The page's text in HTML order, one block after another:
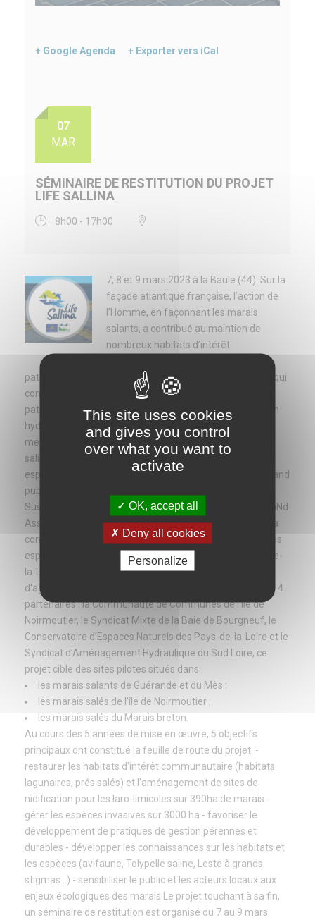
+ Google Agenda + Exporter vers iCal
07
MAR
SÉMINAIRE DE RESTITUTION DU PROJET
LIFE SALLINA
8h00 - 17h00
7, 8 et 9 mars 2023 à la Baule (44). Sur la
façade atlantique française, l’action de
l’Homme, en façonnant les marais
salants, a contribué au maintien de
nombreux habitats d’intérêt
patrimoniales. C’est le cas de la Région Pays-de-la-Loire qui
compte près de 16 000 ha de marais salants et salés. Ce
patrimoine naturel est sous pression : absence de gestion
hydraulique, atterrissement, utilisation d’engins
mécaniques à des périodes sensibles d’une part, déprise
salicole et agricole d’autre part, développement des
espèces invasives, méconnaissance des enjeux par le grand
public… C'est pourquoi, le projet LIFE Sallina (pour
Sustainable Actions on Loire Lagoons for Improvement aNd
Assessment) vise entre 2018 et 2023 la restauration et la
conservation des habitats d’intérêt communautaire et des
espèces des marais salants et salés de la Région Pays-de-
la-Loire. Piloté par Cap Atlantique, la communauté
d'agglomération de la presqu'île de Guérande, appuyé de 4
partenaires : la Communauté de Communes de l’île de
Noirmoutier, le Syndicat Mixte de la Baie de Bourgneuf, le
Conservatoire d’Espaces Naturels des Pays-de-la-Loire et le
Syndicat d’Aménagement Hydraulique du Sud Loire, ce
projet cible des sites pilotes situés dans :
les marais salants de Guérande et du Mès ;
les marais salés de l’île de Noirmoutier ;
les marais salés du Marais breton.
Au cours des 5 années de mise en œuvre, 5 objectifs
principaux ont constitué la feuille de route du projet: -
restaurer les habitats d'intérêt communautaire (habitats
lagunaires, prés salés) et l'aménagement de sites de
nidification pour les laro-limicoles sur 390ha de marais -
gérer les espèces invasives sur 3000 ha - favoriser le
développement de pratiques de gestion pérennes et
durables - développer les connaissances sur les habitats et
les espèces (avifaune, Tolypelle saline, Leste à grands
stigmas...) - sensibiliser le public et les acteurs locaux aux
enjeux écologiques des marais Le projet touchant à sa fin,
un séminaire de restitution est organisé du 7 au 9 mars
This site uses cookies
and gives you control
over what you want to
activate
OK, accept all
Deny all cookies
Personalize